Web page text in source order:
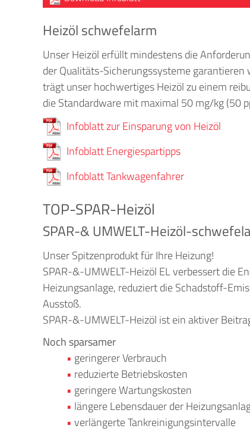
Heizöl schwefelarm
Unser Heizöl erfüllt mindestens die
der Qualitäts-Sicherungssysteme
trägt unser hochwertiges Heizöl zu einem
die Standardware mit maximal 50 mg/kg (50
Infoblatt zur Einsparung von Heizöl
Infoblatt Energiespartipps
Infoblatt Tankwagenfahrer
TOP-SPAR-Heizöl
SPAR-& UMWELT-Heizöl-
Unser Spitzenprodukt für Ihre Heizung!
SPAR-&-UMWELT-Heizöl EL verbessert die
Heizungsanlage, reduziert die Schadstoff-
Ausstoß.
SPAR-&-UMWELT-Heizöl ist ein aktiver
Noch sparsamer
geringerer Verbrauch
reduzierte Betriebskosten
geringere Wartungskosten
längere Lebensdauer der
verlängerte Tankreinigungsintervalle